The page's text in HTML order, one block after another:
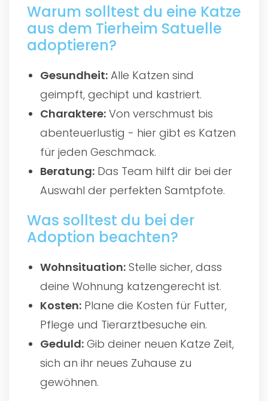
Warum solltest du eine Katze
aus dem Tierheim Satuelle
adoptieren?
Gesundheit: Alle Katzen sind
geimpft, gechipt und kastriert.
Charaktere: Von verschmust bis
abenteuerlustig - hier gibt es Katzen
für jeden Geschmack.
Beratung: Das Team hilft dir bei der
Auswahl der perfekten Samtpfote.
Was solltest du bei der
Adoption beachten?
Wohnsituation: Stelle sicher, dass
deine Wohnung katzengerecht ist.
Kosten: Plane die Kosten für Futter,
Pflege und Tierarztbesuche ein.
Geduld: Gib deiner neuen Katze Zeit,
sich an ihr neues Zuhause zu
gewöhnen.